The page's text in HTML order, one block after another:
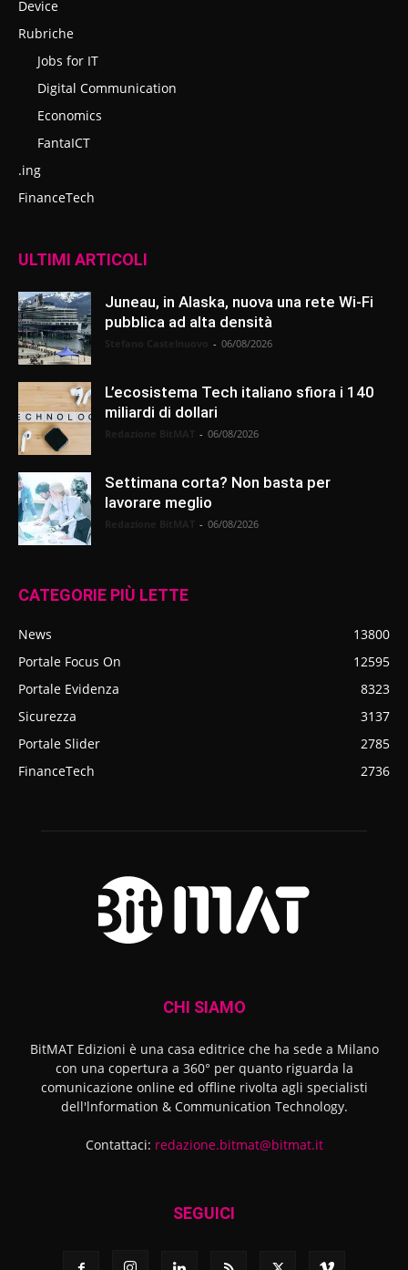
Device
Rubriche
Jobs for IT
Digital Communication
Economics
FantaICT
.ing
FinanceTech
ULTIMI ARTICOLI
Juneau, in Alaska, nuova una rete Wi-Fi
pubblica ad alta densità
- 06/08/2026
L’ecosistema Tech italiano sfiora i 140
miliardi di dollari
- 06/08/2026
Settimana corta? Non basta per
lavorare meglio
- 06/08/2026
CATEGORIE PIÙ LETTE
News
13800
Portale Focus On
12595
Portale Evidenza
8323
Sicurezza
3137
Portale Slider
2785
FinanceTech
2736
CHI SIAMO
BitMAT Edizioni è una casa editrice che ha sede a Milano
con una copertura a 360° per quanto riguarda la
comunicazione online ed offline rivolta agli specialisti
dell'lnformation & Communication Technology.
Contattaci: redazione.bitmat@bitmat.it
SEGUICI